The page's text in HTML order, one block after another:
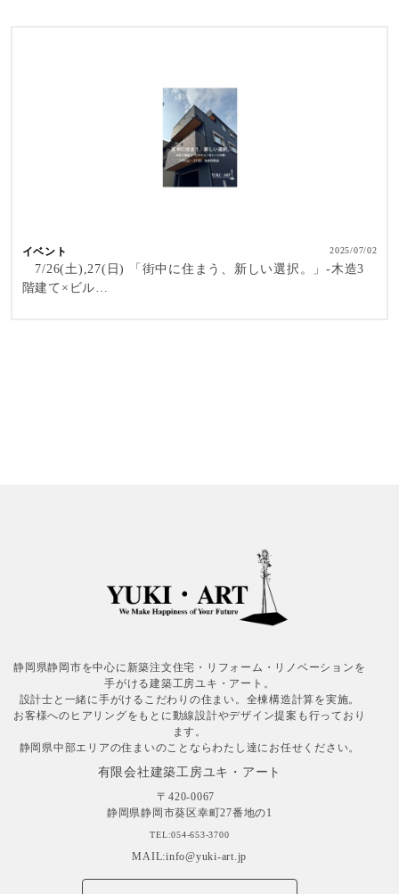
イベント 2025/07/02
7/26(土),27(日) 「街中に住まう、新しい選択。」-木造3
階建て×ビル…
静岡県静岡市を中心に新築注文住宅・リフォーム・リノベーションを
手がける建築工房ユキ・アート。
設計士と一緒に手がけるこだわりの住まい。全棟構造計算を実施。
お客様へのヒアリングをもとに動線設計やデザイン提案も行っており
ます。
静岡県中部エリアの住まいのことならわたし達にお任せください。
有限会社建築工房ユキ・アート
〒420-0067
静岡県静岡市葵区幸町27番地の1
TEL:054-653-3700
MAIL:info@yuki-art.jp